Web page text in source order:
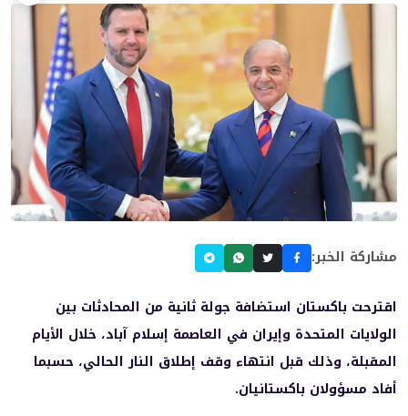
مشاركة الخبر:
اقترحت باكستان استضافة جولة ثانية من المحادثات بين
الولايات المتحدة وإيران في العاصمة إسلام آباد، خلال الأيام
المقبلة، وذلك قبل انتهاء وقف إطلاق النار الحالي، حسبما
أفاد مسؤولان باكستانيان.